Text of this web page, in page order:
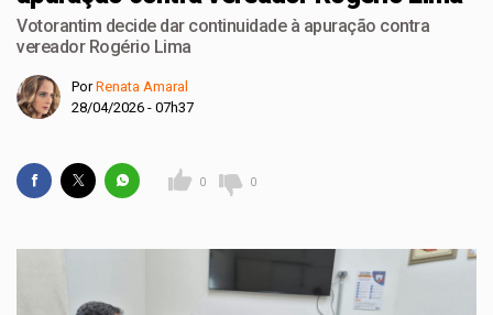
Votorantim decide dar continuidade à apuração contra
vereador Rogério Lima
PorRenata Amaral
28/04/2026 - 07h37
0 0